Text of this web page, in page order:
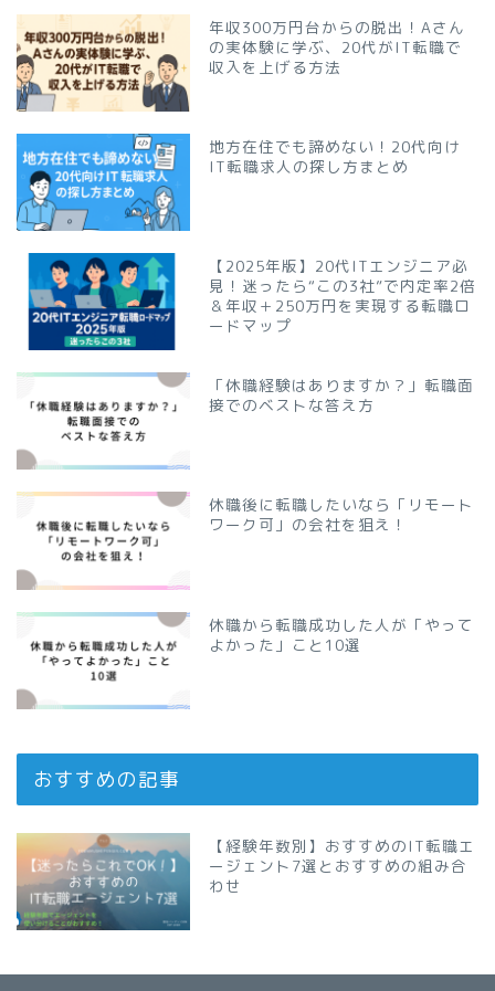
年収300万円台からの脱出！Aさん
の実体験に学ぶ、20代がIT転職で
収入を上げる方法
地方在住でも諦めない！20代向け
IT転職求人の探し方まとめ
【2025年版】20代ITエンジニア必
見！迷ったら“この3社”で内定率2倍
＆年収＋250万円を実現する転職ロ
ードマップ
「休職経験はありますか？」転職面
接でのベストな答え方
休職後に転職したいなら「リモート
ワーク可」の会社を狙え！
休職から転職成功した人が「やって
よかった」こと10選
おすすめの記事
【経験年数別】おすすめのIT転職エ
ージェント7選とおすすめの組み合
わせ